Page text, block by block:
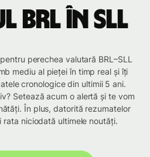
în SLL
perechea valutară BRL–SLL
mediu al pieței în timp real și îți
cronologice din ultimii 5 ani.
Setează acum o alertă și te vom
În plus, datorită rezumatelor
rata niciodată ultimele noutăți.